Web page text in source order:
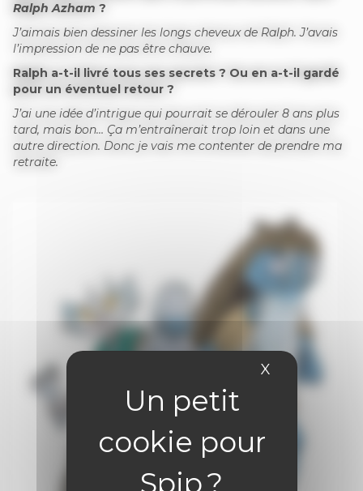
X Masquer le
Ralph Azham ?
J’aimais bien dessiner les longs cheveux de Ralph. J’avais
l’impression de ne pas être chauve.
Ralph a-t-il livré tous ses secrets ? Ou en a-t-il gardé
pour un éventuel retour ?
J’ai une idée d’intrigue qui pourrait se dérouler 8 ans plus
tard, mais bon… Ça m’entraînerait trop loin et dans une
autre direction. Donc je vais me contenter de prendre ma
retraite.